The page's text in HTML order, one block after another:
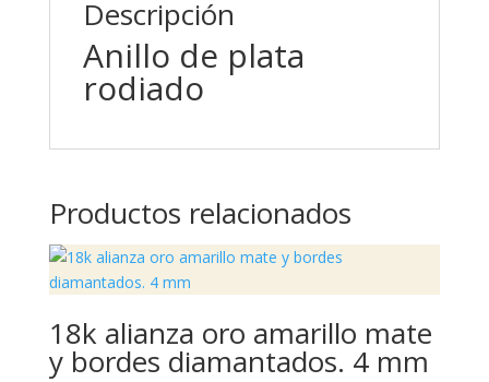
Descripción
Anillo de plata
rodiado
Productos relacionados
18k alianza oro amarillo mate
y bordes diamantados. 4 mm